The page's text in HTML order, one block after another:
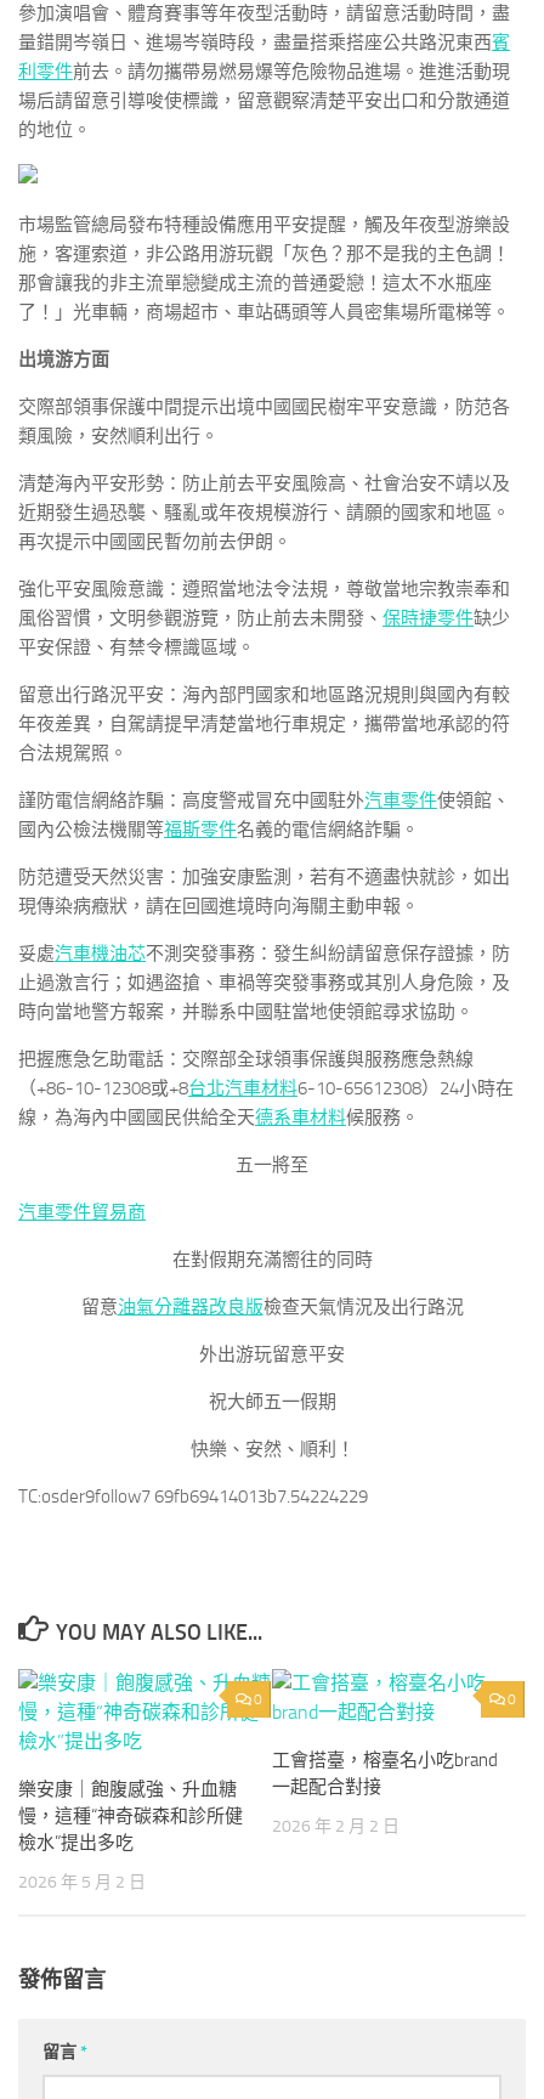
參加演唱會、體育賽事等年夜型活動時，請留意活動時間，盡
量錯開岑嶺日、進場岑嶺時段，盡量搭乘搭座公共路況東西賓
利零件前去。請勿攜帶易燃易爆等危險物品進場。進進活動現
場后請留意引導唆使標識，留意觀察清楚平安出口和分散通道
的地位。
市場監管總局發布特種設備應用平安提醒，觸及年夜型游樂設
施，客運索道，非公路用游玩觀「灰色？那不是我的主色調！
那會讓我的非主流單戀變成主流的普通愛戀！這太不水瓶座
了！」光車輛，商場超市、車站碼頭等人員密集場所電梯等。
出境游方面
交際部領事保護中間提示出境中國國民樹牢平安意識，防范各
類風險，安然順利出行。
清楚海內平安形勢：防止前去平安風險高、社會治安不靖以及
近期發生過恐襲、騷亂或年夜規模游行、請願的國家和地區。
再次提示中國國民暫勿前去伊朗。
強化平安風險意識：遵照當地法令法規，尊敬當地宗教崇奉和
風俗習慣，文明參觀游覽，防止前去未開發、 保時捷零件缺少
平安保證、有禁令標識區域。
留意出行路況平安：海內部門國家和地區路況規則與國內有較
年夜差異，自駕請提早清楚當地行車規定，攜帶當地承認的符
合法規駕照。
謹防電信網絡詐騙：高度警戒冒充中國駐外汽車零件使領館、
國內公檢法機關等福斯零件名義的電信網絡詐騙。
防范遭受天然災害：加強安康監測，若有不適盡快就診，如出
現傳染病癥狀，請在回國進境時向海關主動申報。
妥處汽車機油芯不測突發事務：發生糾紛請留意保存證據，防
止過激言行；如遇盜搶、車禍等突發事務或其別人身危險，及
時向當地警方報案，并聯系中國駐當地使領館尋求協助。
把握應急乞助電話：交際部全球領事保護與服務應急熱線
（+86-10-12308或+8台北汽車材料6-10-65612308）24小時在
線，為海內中國國民供給全天德系車材料候服務。
五一將至
汽車零件貿易商
在對假期充滿嚮往的同時
留意油氣分離器改良版檢查天氣情況及出行路況
外出游玩留意平安
祝大師五一假期
快樂、安然、順利！
TC:osder9follow7 69fb69414013b7.54224229
YOU MAY ALSO LIKE...
0
樂安康｜飽腹感強、升血糖
慢，這種“神奇碳森和診所健
檢水”提出多吃
2026 年 5 月 2 日
0
工會搭臺，榕臺名小吃brand
一起配合對接
2026 年 2 月 2 日
發佈留言
留言*